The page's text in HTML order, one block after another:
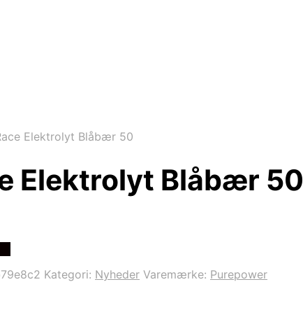
Elektrolyt Blåbær 50
Elektrolyt Blåbær 50
Kategori: Nyheder Varemærke: Purepower